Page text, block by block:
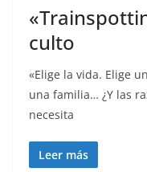
culto
«Elige la vida. Elige
una familia… ¿Y las
necesita
Leer más